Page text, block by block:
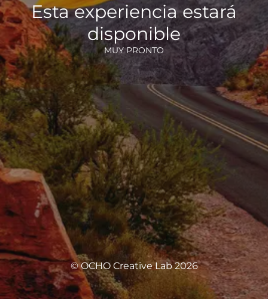
Esta experiencia estará
disponible
MUY PRONTO
© OCHO Creative Lab 2026